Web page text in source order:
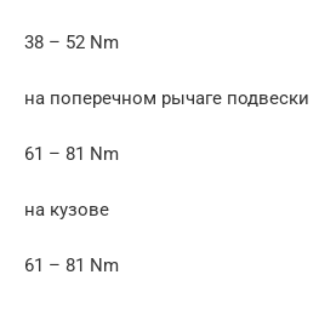
38 – 52 Nm
на поперечном рычаге подвески
61 – 81 Nm
на кузове
61 – 81 Nm